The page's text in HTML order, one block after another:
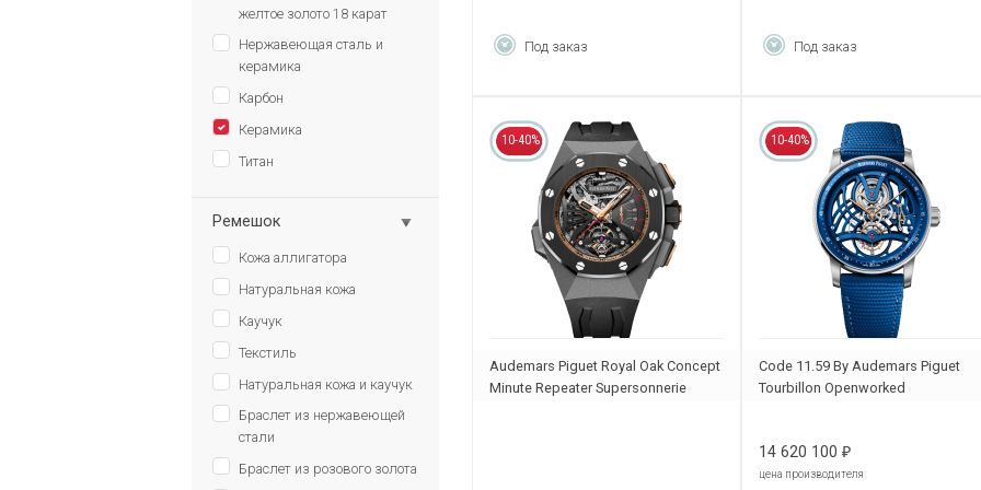
желтое золото 18 карат
Нержавеющая сталь и
керамика
Карбон
Керамика
Титан
Ремешок
Кожа аллигатора
Натуральная кожа
Каучук
Текстиль
Натуральная кожа и каучук
Браслет из нержавеющей
стали
Браслет из розового золота
Под заказ Под заказ
10-40%
Audemars Piguet Royal Oak Concept
Minute Repeater Supersonnerie
10-40%
Code 11.59 By Audemars Piguet
Tourbillon Openworked
14 620 100 ₽
цена производителя